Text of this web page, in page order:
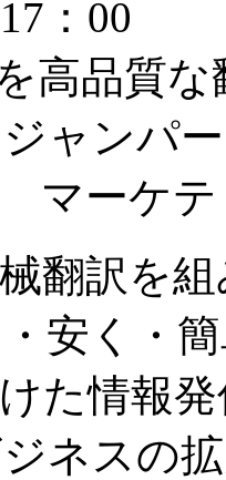
17：00
高品質
ャンパ
マーケ
翻訳を
安く・
た情報
ネスの